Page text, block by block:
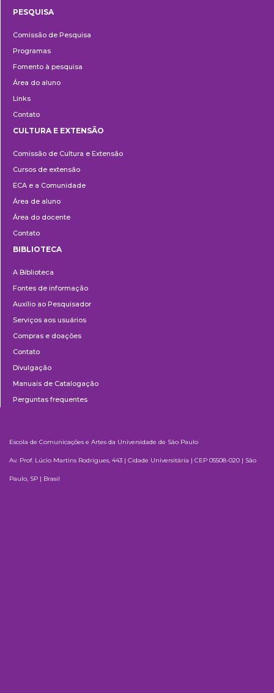
PESQUISA
Comissão de Pesquisa
Programas
Fomento à pesquisa
Área do aluno
Links
Contato
e
Extensão
CULTURA E EXTENSÃO
Comissão de Cultura e Extensão
Cursos de extensão
ECA e a Comunidade
Área de aluno
Área do docente
Contato
BIBLIOTECA
A Biblioteca
Fontes de informação
Auxílio ao Pesquisador
Serviços aos usuários
Compras e doações
Contato
Divulgação
Manuais de Catalogação
Perguntas frequentes
Escola de Comunicações e Artes da Universidade de São Paulo
Av. Prof. Lúcio Martins Rodrigues, 443 | Cidade Universitária | CEP 05508-020 | São
Paulo, SP | Brasil